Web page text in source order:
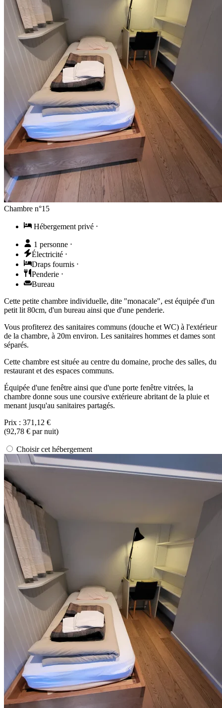
Chambre n°15
Hébergement privé ⋅
1 personne ⋅
Électricité ⋅
Draps fournis ⋅
Penderie ⋅
Bureau
Cette petite chambre individuelle, dite "monacale", est équipée d'un
petit lit 80cm, d'un bureau ainsi que d'une penderie.
Vous profiterez des sanitaires communs (douche et WC) à l'extérieur
de la chambre, à 20m environ. Les sanitaires hommes et dames sont
séparés.
Cette chambre est située au centre du domaine, proche des salles, du
restaurant et des espaces communs.
Équipée d'une fenêtre ainsi que d'une porte fenêtre vitrées, la
chambre donne sous une coursive extérieure abritant de la pluie et
menant jusqu'au sanitaires partagés.
Prix : 371,12 €
(92,78 € par nuit)
Choisir cet hébergement